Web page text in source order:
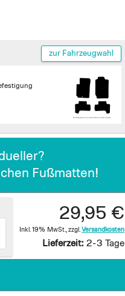
zur Fahrzeugwahl
Fußmatten!
29,95 €
Inkl. 19% MwSt. zzgl. Versandkosten
Lieferzeit: 2-3 Tage